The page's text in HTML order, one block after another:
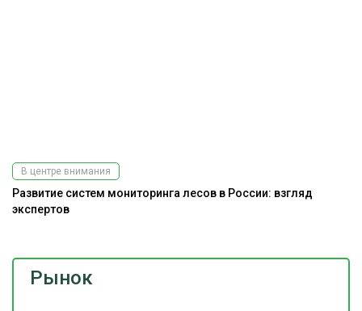
Рынок
В центре внимания
Развитие систем мониторинга лесов в России: взгляд
экспертов